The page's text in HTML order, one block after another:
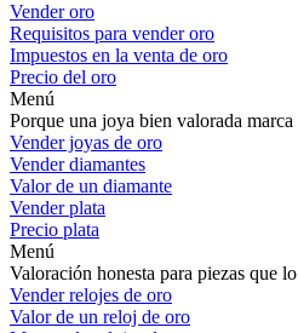
Vender oro
Requisitos para vender oro
Impuestos en la venta de oro
Precio del oro
Menú
Porque una joya bien valorada
Vender joyas de oro
Vender diamantes
Valor de un diamante
Vender plata
Precio plata
Menú
Valoración honesta para piezas que
Vender relojes de oro
Valor de un reloj de oro